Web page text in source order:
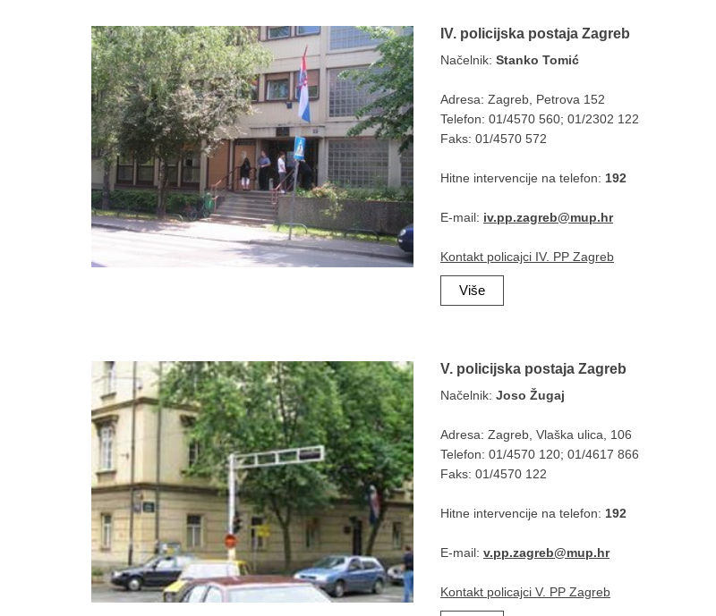
IV. policijska postaja Zagreb
Načelnik: Stanko Tomić
Adresa: Zagreb, Petrova 152
Telefon: 01/4570 560; 01/2302 122
Faks: 01/4570 572
Hitne intervencije na telefon: 192
E-mail: iv.pp.zagreb@mup.hr
Kontakt policajci IV. PP Zagreb​
Više
V. policijska postaja Zagreb
Načelnik: Joso Žugaj
Adresa: Zagreb, Vlaška ulica, 106
Telefon: 01/4570 120; 01/4617 866
Faks: 01/4570 122
Hitne intervencije na telefon: 192
E-mail: v.pp.zagreb@mup.hr
Kontakt policajci V. PP Zagreb